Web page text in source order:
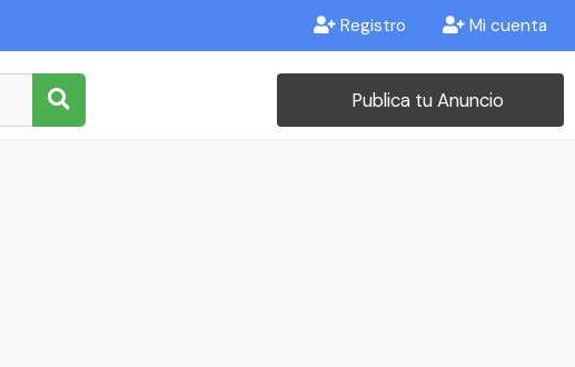
Registro Mi cuenta
Publica tu Anuncio